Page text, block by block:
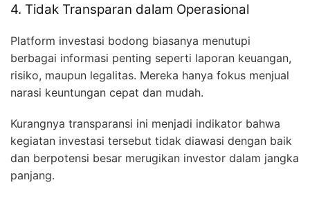
4. Tidak Transparan dalam Operasional
Platform investasi bodong biasanya menutupi
berbagai informasi penting seperti laporan keuangan,
risiko, maupun legalitas. Mereka hanya fokus menjual
narasi keuntungan cepat dan mudah.
Kurangnya transparansi ini menjadi indikator bahwa
kegiatan investasi tersebut tidak diawasi dengan baik
dan berpotensi besar merugikan investor dalam jangka
panjang.